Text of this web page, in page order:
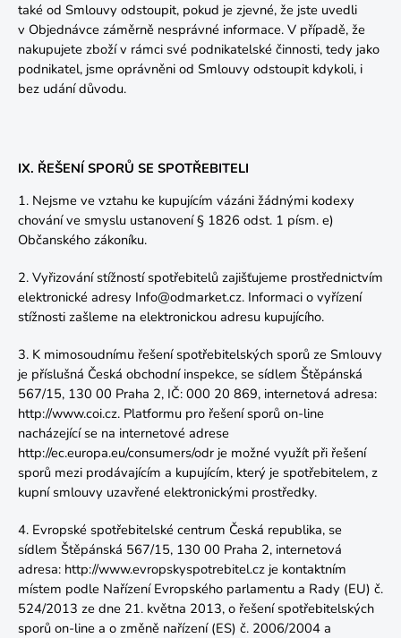
také od Smlouvy odstoupit, pokud je zjevné, že jste uvedli
v Objednávce záměrně nesprávné informace. V případě, že
nakupujete zboží v rámci své podnikatelské činnosti, tedy jako
podnikatel, jsme oprávněni od Smlouvy odstoupit kdykoli, i
bez udání důvodu.
IX. ŘEŠENÍ SPORŮ SE SPOTŘEBITELI
1. Nejsme ve vztahu ke kupujícím vázáni žádnými kodexy
chování ve smyslu ustanovení § 1826 odst. 1 písm. e)
Občanského zákoníku.
2. Vyřizování stížností spotřebitelů zajišťujeme prostřednictvím
elektronické adresy Info@odmarket.cz. Informaci o vyřízení
stížnosti zašleme na elektronickou adresu kupujícího.
3. K mimosoudnímu řešení spotřebitelských sporů ze Smlouvy
je příslušná Česká obchodní inspekce, se sídlem Štěpánská
567/15, 130 00 Praha 2, IČ: 000 20 869, internetová adresa:
http://www.coi.cz. Platformu pro řešení sporů on-line
nacházející se na internetové adrese
http://ec.europa.eu/consumers/odr je možné využít při řešení
sporů mezi prodávajícím a kupujícím, který je spotřebitelem, z
kupní smlouvy uzavřené elektronickými prostředky.
4. Evropské spotřebitelské centrum Česká republika, se
sídlem Štěpánská 567/15, 130 00 Praha 2, internetová
adresa: http://www.evropskyspotrebitel.cz je kontaktním
místem podle Nařízení Evropského parlamentu a Rady (EU) č.
524/2013 ze dne 21. května 2013, o řešení spotřebitelských
sporů on-line a o změně nařízení (ES) č. 2006/2004 a